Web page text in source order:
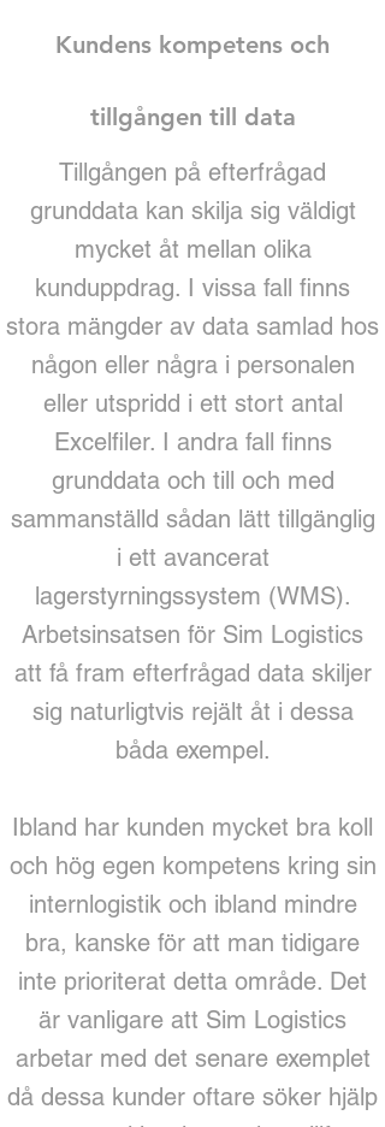
Kundens kompetens och
tillgången till data
Tillgången på efterfrågad
grunddata kan skilja sig väldigt
mycket åt mellan olika
kunduppdrag. I vissa fall finns
stora mängder av data samlad hos
någon eller några i personalen
eller utspridd i ett stort antal
Excelfiler. I andra fall finns
grunddata och till och med
sammanställd sådan lätt tillgänglig
i ett avancerat
lagerstyrningssystem (WMS).
Arbetsinsatsen för Sim Logistics
att få fram efterfrågad data skiljer
sig naturligtvis rejält åt i dessa
båda exempel.
Ibland har kunden mycket bra koll
och hög egen kompetens kring sin
internlogistik och ibland mindre
bra, kanske för att man tidigare
inte prioriterat detta område. Det
är vanligare att Sim Logistics
arbetar med det senare exemplet
då dessa kunder oftare söker hjälp